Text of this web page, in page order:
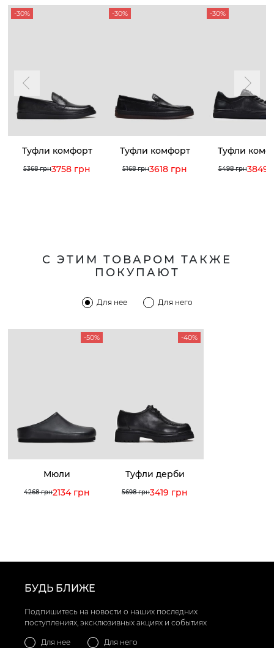
-30%
Туфли комфорт
5368 грн3758 грн
-30%
Туфли комфорт
5168 грн3618 грн
-30%
Туфли
5498 грн3849
С ЭТИМ ТОВАРОМ ТАКЖЕ
ПОКУПАЮТ
Для нее Для него
-50%
Мюли
4268 грн2134 грн
-40%
Туфли дерби
5698 грн3419 грн
БУДЬ БЛИЖЕ
Подпишитесь на новости о наших последних
поступлениях, эксклюзивных акциях и событиях
Для нее Для него